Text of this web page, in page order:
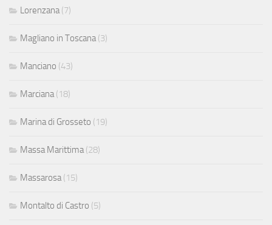
Lorenzana (7)
Magliano in Toscana (3)
Manciano (43)
Marciana (18)
Marina di Grosseto (19)
Massa Marittima (28)
Massarosa (15)
Montalto di Castro (5)